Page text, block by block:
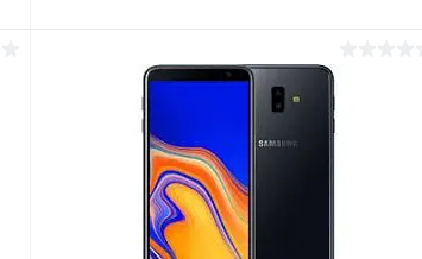
В корзину
К сравнению
В избранное